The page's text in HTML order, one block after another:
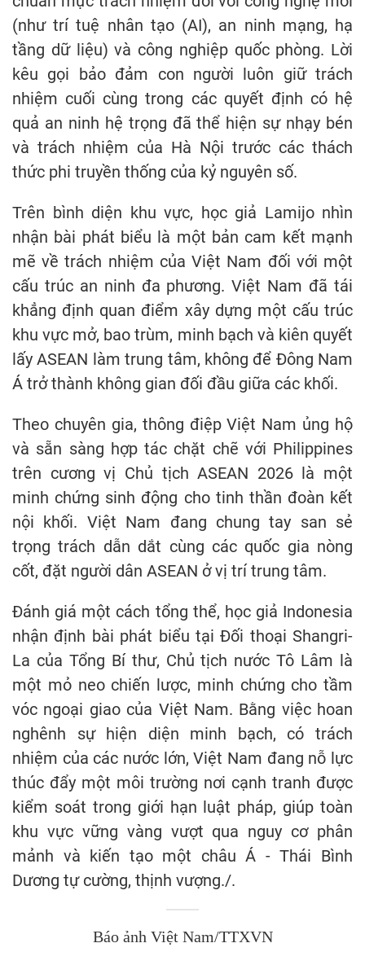
(như trí tuệ nhân tạo (AI), an ninh mạng, hạ
tầng dữ liệu) và công nghiệp quốc phòng. Lời
kêu gọi bảo đảm con người luôn giữ trách
nhiệm cuối cùng trong các quyết định có hệ
quả an ninh hệ trọng đã thể hiện sự nhạy bén
và trách nhiệm của Hà Nội trước các thách
thức phi truyền thống của kỷ nguyên số.
Trên bình diện khu vực, học giả Lamijo nhìn
nhận bài phát biểu là một bản cam kết mạnh
mẽ về trách nhiệm của Việt Nam đối với một
cấu trúc an ninh đa phương. Việt Nam đã tái
khẳng định quan điểm xây dựng một cấu trúc
khu vực mở, bao trùm, minh bạch và kiên quyết
lấy ASEAN làm trung tâm, không để Đông Nam
Á trở thành không gian đối đầu giữa các khối.
Theo chuyên gia, thông điệp Việt Nam ủng hộ
và sẵn sàng hợp tác chặt chẽ với Philippines
trên cương vị Chủ tịch ASEAN 2026 là một
minh chứng sinh động cho tinh thần đoàn kết
nội khối. Việt Nam đang chung tay san sẻ
trọng trách dẫn dắt cùng các quốc gia nòng
cốt, đặt người dân ASEAN ở vị trí trung tâm.
Đánh giá một cách tổng thể, học giả Indonesia
nhận định bài phát biểu tại Đối thoại Shangri-
La của Tổng Bí thư, Chủ tịch nước Tô Lâm là
một mỏ neo chiến lược, minh chứng cho tầm
vóc ngoại giao của Việt Nam. Bằng việc hoan
nghênh sự hiện diện minh bạch, có trách
nhiệm của các nước lớn, Việt Nam đang nỗ lực
thúc đẩy một môi trường nơi cạnh tranh được
kiểm soát trong giới hạn luật pháp, giúp toàn
khu vực vững vàng vượt qua nguy cơ phân
mảnh và kiến tạo một châu Á - Thái Bình
Dương tự cường, thịnh vượng./.
Báo ảnh Việt Nam/TTXVN